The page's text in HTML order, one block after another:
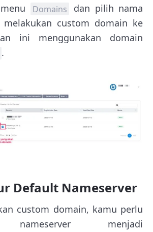
Domains
dan pilih nama
custom domain ke
ini menggunakan domain
.
Default Nameserver
custom domain, kamu perlu
nameserver menjadi